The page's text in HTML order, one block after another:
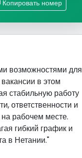
Копировать номер
возможностями для
в этом
стабильную работу
ответственности и
рабочем месте.
гибкий график и
в Нетании."